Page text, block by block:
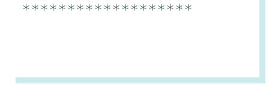
＊＊＊＊＊＊＊＊＊＊＊＊＊＊＊＊＊＊＊